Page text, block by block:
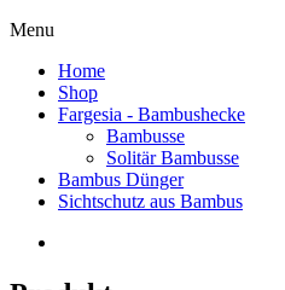
Menu
Home
Shop
Fargesia - Bambushecke
Bambusse
Solitär Bambusse
Bambus Dünger
Sichtschutz aus Bambus